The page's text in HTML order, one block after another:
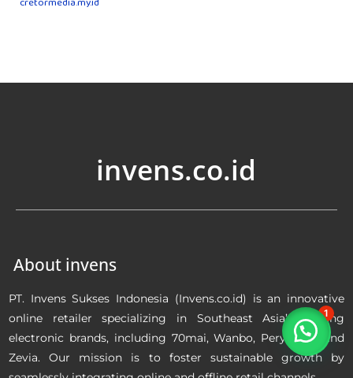
invens.co.id
About invens
PT. Invens Sukses Indonesia (Invens.co.id) is an innovative
online retailer specializing in Southeast Asia’s leading
electronic brands, including 70mai, Wanbo, Perysmith and
Zevia. Our mission is to foster sustainable growth by
1